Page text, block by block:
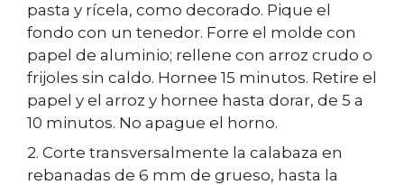
pasta y rícela, como decorado. Pique el
fondo con un tenedor. Forre el molde con
papel de aluminio; rellene con arroz crudo o
frijoles sin caldo. Hornee 15 minutos. Retire el
papel y el arroz y hornee hasta dorar, de 5 a
10 minutos. No apague el horno.
2. Corte transversalmente la calabaza en
rebanadas de 6 mm de grueso, hasta la